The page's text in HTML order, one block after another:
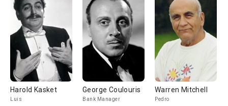
Harold Kasket
Luis
George Coulouris
Bank Manager
Warren Mitchell
Pedro